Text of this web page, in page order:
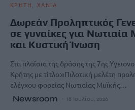
ΚΡΗΤΗ ΧΑΝΙΑ
Δωρεάν Προληπτικός
σε γυναίκες για Νωτιαία
και Κυστική Ίνωση
Στα πλαίσια της δράσης της 7ης
Κρήτης με τίτλο:«Πιλοτική μελέτη
ελέγχου φορείας Νωτιαίας Μυϊκής…
Newsroom 18 Ιουλίου, 2026